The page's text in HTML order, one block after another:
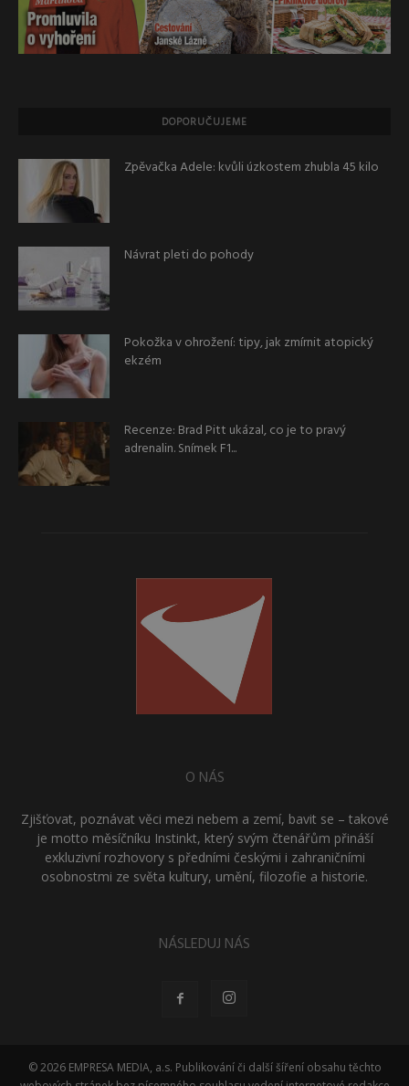
DOPORUČUJEME
Zpěvačka Adele: kvůli úzkostem zhubla 45 kilo
Návrat pleti do pohody
Pokožka v ohrožení: tipy, jak zmírnit atopický
ekzém
Recenze: Brad Pitt ukázal, co je to pravý
adrenalin. Snímek F1...
O NÁS
Zjišťovat, poznávat věci mezi nebem a zemí, bavit se – takové
je motto měsíčníku Instinkt, který svým čtenářům přináší
exkluzivní rozhovory s předními českými i zahraničními
osobnostmi ze světa kultury, umění, filozofie a historie.
NÁSLEDUJ NÁS
© 2026 EMPRESA MEDIA, a.s. Publikování či další šíření obsahu těchto